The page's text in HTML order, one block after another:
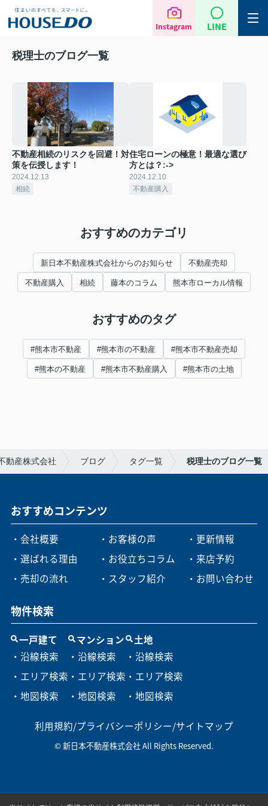
Instagram LINE
税理士のブログ一覧
不動産相続のリスクを回避！対
策を伝授します！
2024.12.13
相続
住宅ローンの極意！最適な選び
方とは？:->
2024.12.10
不動産購入
おすすめのカテゴリ
新日本不動産株式会社からのお知らせ 不動産売却
不動産購入 相続 藤本のコラム 熊本市ローカル情報
おすすめのタグ
#熊本市不動産 #熊本市の不動産 #熊本市不動産売却
#熊本の不動産 #熊本市不動産購入 #熊本市の土地
動産株式会社 ブログ タグ一覧 税理士のブログ一覧
おすすめコンテンツ
・会社概要
・選ばれる理由
・売却の流れ
・お客様の声
・お役立ちコラム
・スタッフ紹介
・更新情報
・来店予約
・お問い合わせ
物件検索
一戸建て
・沿線検索
・エリア検索
・地図検索
マンション
・沿線検索
・エリア検索
・地図検索
土地
・沿線検索
・エリア検索
・地図検索
利用規約/プライバシーポリシー/サイトマップ
© 新日本不動産株式会社 All Rights Reserved.